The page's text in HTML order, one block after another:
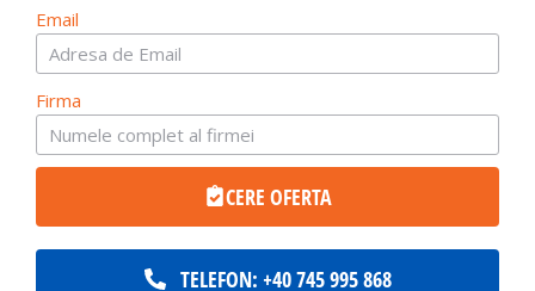
Email
Firma
CERE OFERTA
TELEFON: +40 745 995 868